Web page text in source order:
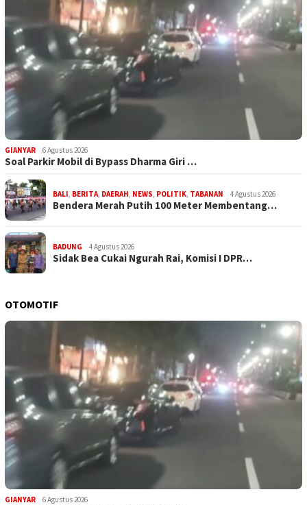
GIANYAR 6 Agustus 2026
Soal Parkir Mobil di Bypass Dharma Giri …
BALI, BERITA, DAERAH, NEWS, POLITIK, TABANAN 4 Agustus 2026
Bendera Merah Putih 100 Meter Membentang…
BADUNG 4 Agustus 2026
Sidak Bea Cukai Ngurah Rai, Komisi I DPR…
OTOMOTIF
GIANYAR 6 Agustus 2026